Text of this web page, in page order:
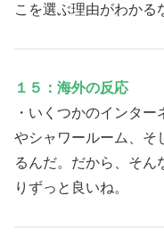
こを選ぶ理由がわかる
１５：海外の反応
・いくつかのインタ
やシャワールーム、そ
るんだ。だから、そん
りずっと良いね。